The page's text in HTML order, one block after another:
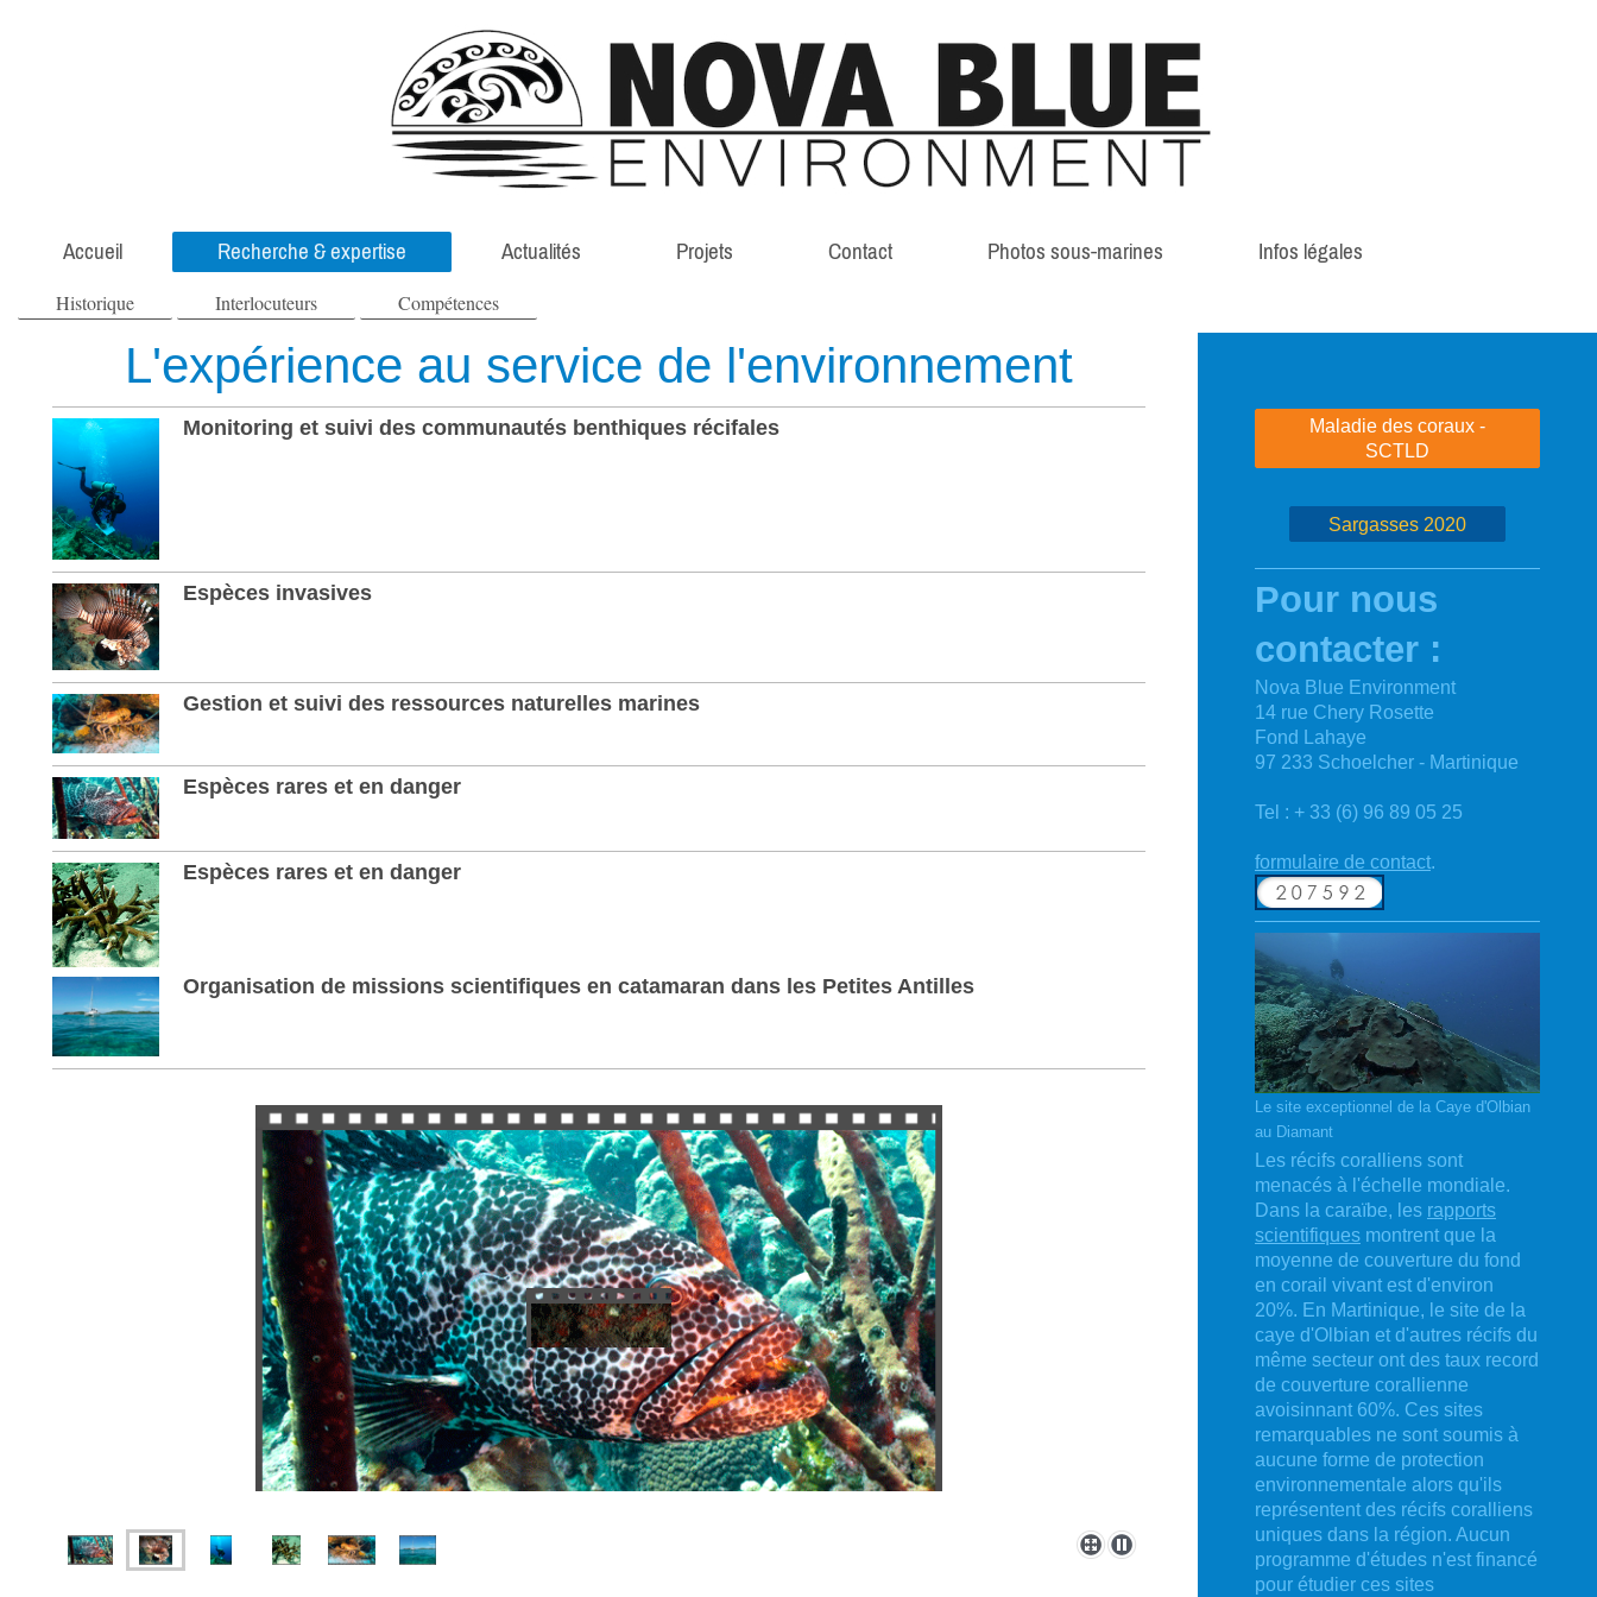
Accueil Recherche & expertise Actualités Projets Contact Photos sous-marines Infos légales
Historique Interlocuteurs Compétences
L'expérience au service de l'environnement
Monitoring et suivi des communautés benthiques récifales
Espèces invasives
Gestion et suivi des ressources naturelles marines
Espèces rares et en danger
Espèces rares et en danger
Organisation de missions scientifiques en catamaran dans les Petites Antilles
Maladie des coraux -
SCTLD
Sargasses 2020
Pour nous
contacter :
Nova Blue Environment
14 rue Chery Rosette
Fond Lahaye
97 233 Schoelcher - Martinique
Tel : + 33 (6) 96 89 05 25
formulaire de contact.
Le site exceptionnel de la Caye d'Olbian
au Diamant
Les récifs coralliens sont
menacés à l'échelle mondiale.
Dans la caraïbe, les rapports
scientifiques montrent que la
moyenne de couverture du fond
en corail vivant est d'environ
20%. En Martinique, le site de la
caye d'Olbian et d'autres récifs du
même secteur ont des taux record
de couverture corallienne
avoisinnant 60%. Ces sites
remarquables ne sont soumis à
aucune forme de protection
environnementale alors qu'ils
représentent des récifs coralliens
uniques dans la région. Aucun
programme d'études n'est financé
pour étudier ces sites